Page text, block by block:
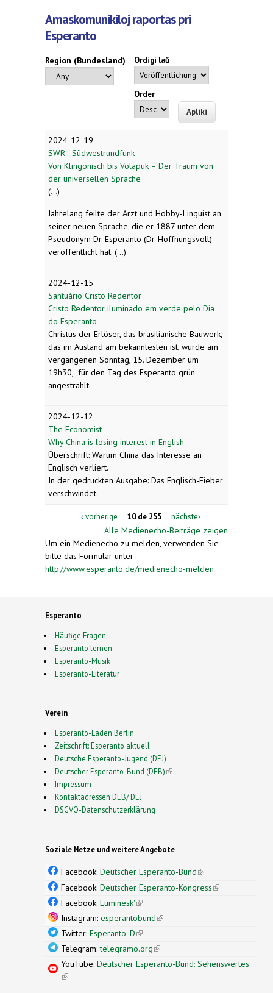
Amaskomunikiloj raportas pri
Esperanto
Region (Bundesland) Ordigi laŭ
Order
2024-12-19
SWR - Südwestrundfunk
Von Klingonisch bis Volapük – Der Traum von
der universellen Sprache
(...)
Jahrelang feilte der Arzt und Hobby-Linguist an
seiner neuen Sprache, die er 1887 unter dem
Pseudonym Dr. Esperanto (Dr. Hoffnungsvoll)
veröffentlicht hat. (...)
2024-12-15
Santuário Cristo Redentor
Cristo Redentor iluminado em verde pelo Dia
do Esperanto
Christus der Erlöser, das brasilianische Bauwerk,
das im Ausland am bekanntesten ist, wurde am
vergangenen Sonntag, 15. Dezember um
19h30, für den Tag des Esperanto grün
angestrahlt.
2024-12-12
The Economist
Why China is losing interest in English
Überschrift: Warum China das Interesse an
Englisch verliert.
In der gedruckten Ausgabe: Das Englisch-Fieber
verschwindet.
‹ vorherige 10 de 255 nächste›
Alle Medienecho-Beiträge zeigen
Um ein Medienecho zu melden, verwenden Sie
bitte das Formular unter
http://www.esperanto.de/medienecho-melden
Esperanto
Häufige Fragen
Esperanto lernen
Esperanto-Musik
Esperanto-Literatur
Verein
Esperanto-Laden Berlin
Zeitschrift: Esperanto aktuell
Deutsche Esperanto-Jugend (DEJ)
Deutscher Esperanto-Bund (DEB)(link is external)
Impressum
Kontaktadressen DEB/ DEJ
DSGVO-Datenschutzerklärung
Soziale Netze und weitere Angebote
Facebook: Deutscher Esperanto-Bund(link is
external)
Facebook: Deutscher Esperanto-Kongress(link is
Facebook: Luminesk'(link is external)
Instagram: esperantobund(link is external)
Twitter: Esperanto_D(link is external)
Telegram:telegramo.org(link is external)
YouTube: Deutscher Esperanto-Bund: Sehenswertes
(link is external)